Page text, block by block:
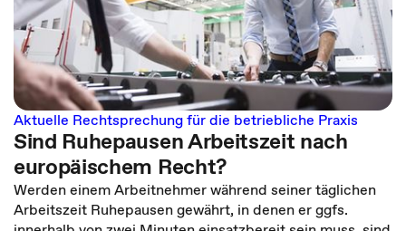
Aktuelle Rechtsprechung für die betriebliche Praxis
Sind Ruhepausen Arbeitszeit nach
europäischem Recht?
Werden einem Arbeitnehmer während seiner täglichen
Arbeitszeit Ruhepausen gewährt, in denen er ggfs.